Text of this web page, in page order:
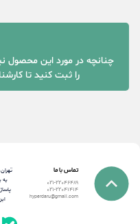
چنانچه در مورد این محصول
را ثبت کنید تا
تماس با ما
021-22046489
021-22041414
hyperdaru@gmail.com
به